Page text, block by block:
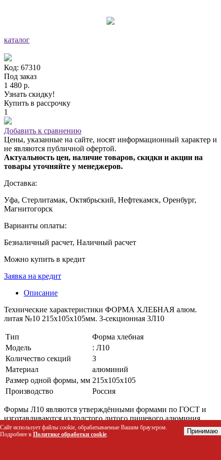
каталог
Код: 67310
Под заказ
1 480 р.
Узнать скидку!
Купить в рассрочку
1
Добавить к сравнению
Цены, указанные на сайте, носят информационный характер и
не являются публичной офертой.
Актуальность цен, наличие товаров, скидки и акции на
товары уточняйте у менеджеров.
Доставка:
Уфа, Стерлитамак, Октябрьский, Нефтекамск, Оренбург,
Магнитогорск
Варианты оплаты:
Безналичный расчет, Наличный расчет
Можно купить в кредит
Заявка на кредит
Описание
Технические характеристики ФОРМА ХЛЕБНАЯ алюм.
литая №10 215х105х105мм. 3-секционная 3Л10
Тип
Форма хлебная
Модель
: Л10
Количество секций
3
Материал
алюминий
Размер одной формы, мм 215х105х105
Производство
Россия
Формы Л10 являются утверждёнными формами по ГОСТ и
изготавливаются из толстого литого пищевого алюминия.
Масса готового хлеба зависит от рецептуры, температуры
Сайт использует файлы cookie, обрабатываемые Вашим браузером.
Подробнее в Политике обработки cookie. Принимаю